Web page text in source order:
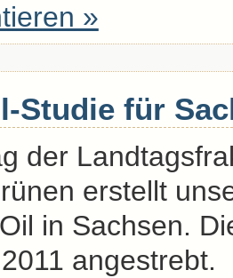
»
Studie für
der
erstellt
in Sachsen.
angestrebt.